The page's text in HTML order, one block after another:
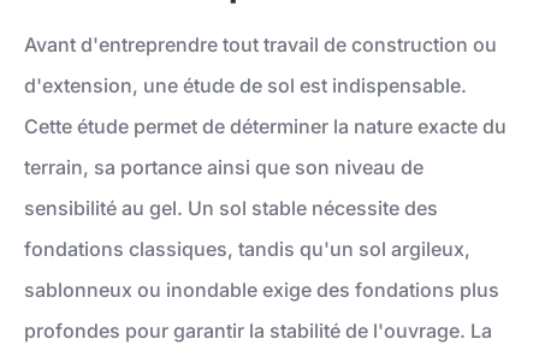
Avant d'entreprendre tout travail de construction ou
d'extension, une étude de sol est indispensable.
Cette étude permet de déterminer la nature exacte du
terrain, sa portance ainsi que son niveau de
sensibilité au gel. Un sol stable nécessite des
fondations classiques, tandis qu'un sol argileux,
sablonneux ou inondable exige des fondations plus
profondes pour garantir la stabilité de l'ouvrage. La